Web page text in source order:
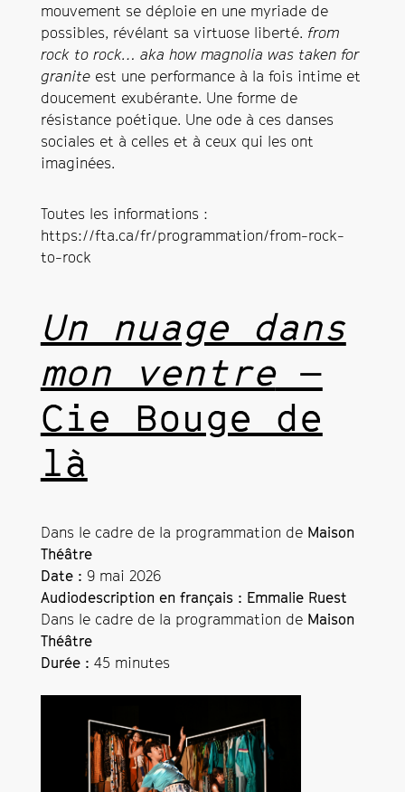
mouvement se déploie en une myriade de
possibles, révélant sa virtuose liberté. from
rock to rock… aka how magnolia was taken for
graniteest une performance à la fois intime et
doucement exubérante. Une forme de
résistance poétique. Une ode à ces danses
sociales et à celles et à ceux qui les ont
imaginées.
Toutes les informations :
https://fta.ca/fr/programmation/from-rock-
to-rock
Un nuage dans
mon ventre—
Cie Bouge de
là
Dans le cadre de la programmation de Maison
Théâtre
Date : 9 mai 2026
Audiodescription en français : Emmalie Ruest
Dans le cadre de la programmation de Maison
Théâtre
Durée : 45 minutes